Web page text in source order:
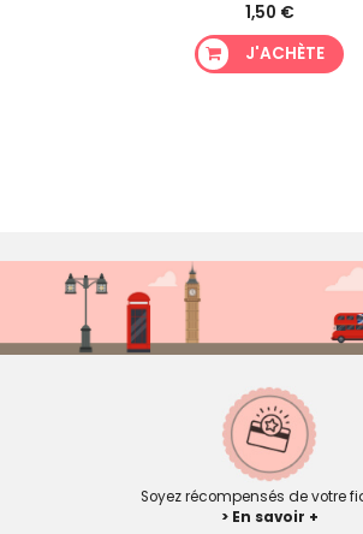
1,50 €
J'ACHÈTE
Soyez récompensés de votre
> En savoir +